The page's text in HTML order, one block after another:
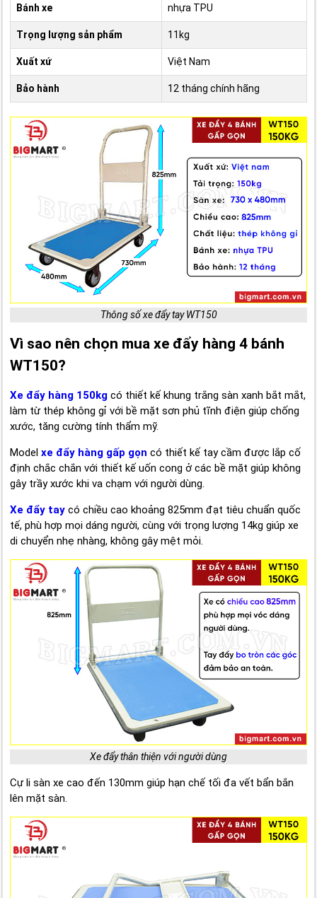
Bánh xe nhựa TPU
Trọng lượng sản phẩm 11kg
Xuất xứ Việt Nam
Bảo hành 12 tháng chính hãng
Thông số xe đẩy tay WT150
Vì sao nên chọn mua xe đẩy hàng 4 bánh
WT150?
Xe đẩy hàng 150kg có thiết kế khung trắng sàn xanh bắt mắt,
làm từ thép không gỉ với bề mặt sơn phủ tĩnh điện giúp chống
xước, tăng cường tính thẩm mỹ.
Model xe đẩy hàng gấp gọn có thiết kế tay cầm được lắp cố
định chắc chắn với thiết kế uốn cong ở các bề mặt giúp không
gây trầy xước khi va chạm với người dùng.
Xe đẩy tay có chiều cao khoảng 825mm đạt tiêu chuẩn quốc
tế, phù hợp mọi dáng người, cùng với trọng lượng 14kg giúp xe
di chuyển nhẹ nhàng, không gây mệt mỏi.
Xe đẩy thân thiện với người dùng
Cự li sàn xe cao đến 130mm giúp hạn chế tối đa vết bẩn bắn
lên mặt sàn.